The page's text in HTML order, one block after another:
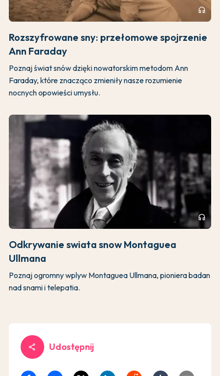
headphones
Rozszyfrowane sny: przełomowe spojrzenie
Ann Faraday
Poznaj świat snów dzięki nowatorskim metodom Ann
Faraday, które znacząco zmieniły nasze rozumienie
nocnych opowieści umysłu.
headphones
Odkrywanie swiata snow Montaguea
Ullmana
Poznaj ogromny wplyw Montaguea Ullmana, pioniera badan
nad snami i telepatia.
share Udostępnij